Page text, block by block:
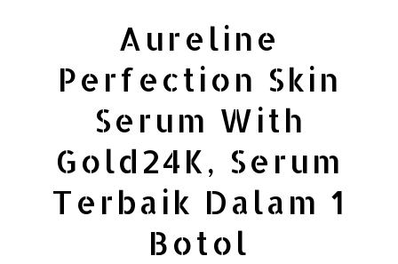
Aureline
Perfection Skin
Serum With
Gold24K, Serum
Terbaik Dalam 1
Botol